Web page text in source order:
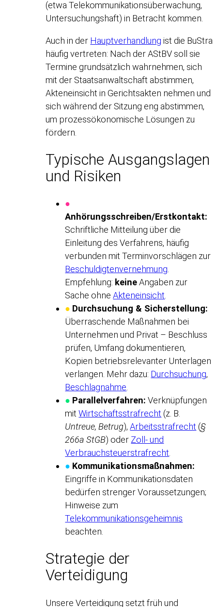
(etwa Telekommunikationsüberwachung,
Untersuchungshaft) in Betracht kommen.
Auch in der Hauptverhandlung ist die BuStra
häufig vertreten: Nach der AStBV soll sie
Termine grundsätzlich wahrnehmen, sich
mit der Staatsanwaltschaft abstimmen,
Akteneinsicht in Gerichtsakten nehmen und
sich während der Sitzung eng abstimmen,
um prozessökonomische Lösungen zu
fördern.
Typische Ausgangslagen
und Risiken
●
Anhörungsschreiben/Erstkontakt:
Schriftliche Mitteilung über die
Einleitung des Verfahrens, häufig
verbunden mit Terminvorschlägen zur
Beschuldigtenvernehmung.
Empfehlung: keineAngaben zur
Sache ohneAkteneinsicht.
● Durchsuchung & Sicherstellung:
Überraschende Maßnahmen bei
Unternehmen und Privat – Beschluss
prüfen, Umfang dokumentieren,
Kopien betriebsrelevanter Unterlagen
verlangen. Mehr dazu: Durchsuchung,
Beschlagnahme.
● Parallelverfahren: Verknüpfungen
mitWirtschaftsstrafrecht (z. B.
Untreue, Betrug),Arbeitsstrafrecht (§
266a StGB) oder Zoll- und
Verbrauchsteuerstrafrecht.
● Kommunikationsmaßnahmen:
Eingriffe in Kommunikationsdaten
bedürfen strenger Voraussetzungen;
Hinweise zum
Telekommunikationsgeheimnis
beachten.
Strategie der
Verteidigung
Unsere Verteidigung setzt früh und